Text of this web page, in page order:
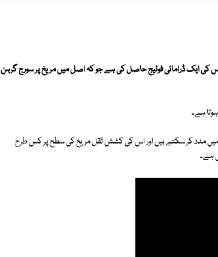
کی ایک ڈرامائی فوٹیج حاصل کی ہے جو کہ اصل میں مریخ پر سورج گرہن
ہے۔
میں مدد کر سکتے ہیں اور اس کی کشش ثقل مریخ کی سطح پر کس طرح
ہے۔